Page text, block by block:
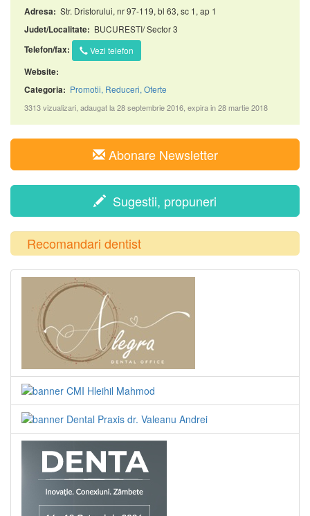
Adresa: Str. Dristorului, nr 97-119, bl 63, sc 1, ap 1
Judet/Localitate: BUCURESTI/ Sector 3
Telefon/fax:
Vezi telefon
Website:
Categoria: Promotii, Reduceri, Oferte
3313 vizualizari, adaugat la 28 septembrie 2016, expira in 28 martie 2018
Abonare Newsletter
Sugestii, propuneri
Recomandari dentist